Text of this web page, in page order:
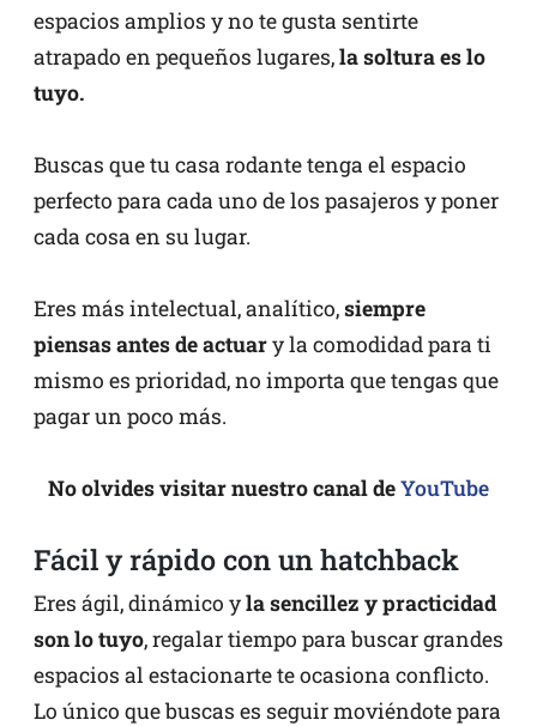
espacios amplios y no te gusta sentirte
atrapado en pequeños lugares,la soltura es lo
tuyo.
Buscas que tu casa rodante tenga el espacio
perfecto para cada uno de los pasajeros y poner
cada cosa en su lugar.
Eres más intelectual, analítico,siempre
piensas antesde actuary la comodidad para ti
mismo es prioridad, no importa que tengas que
pagar un poco más.
No olvides visitar nuestro canal deYouTube
Fácil y rápido con un hatchback
Eres ágil, dinámico yla sencillez y practicidad
son lo tuyo, regalar tiempo para buscar grandes
espacios al estacionarte te ocasiona conflicto.
Lo único que buscas es seguir moviéndote para